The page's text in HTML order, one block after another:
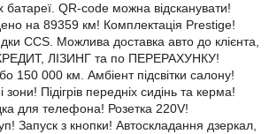
батареї. QR-code можна відсканувати!
на 89359 км! Комплектація Prestige!
CCS. Можлива доставка авто до клієнта,
КРЕДИТ, ЛІЗИНГ та по ПЕРЕРАХУНКУ!
150 000 км. Амбіент підсвітки салону!
зони! Підігрів передніх сидінь та керма!
для телефона! Розетка 220V!
Запуск з кнопки! Автоскладання дзеркал,